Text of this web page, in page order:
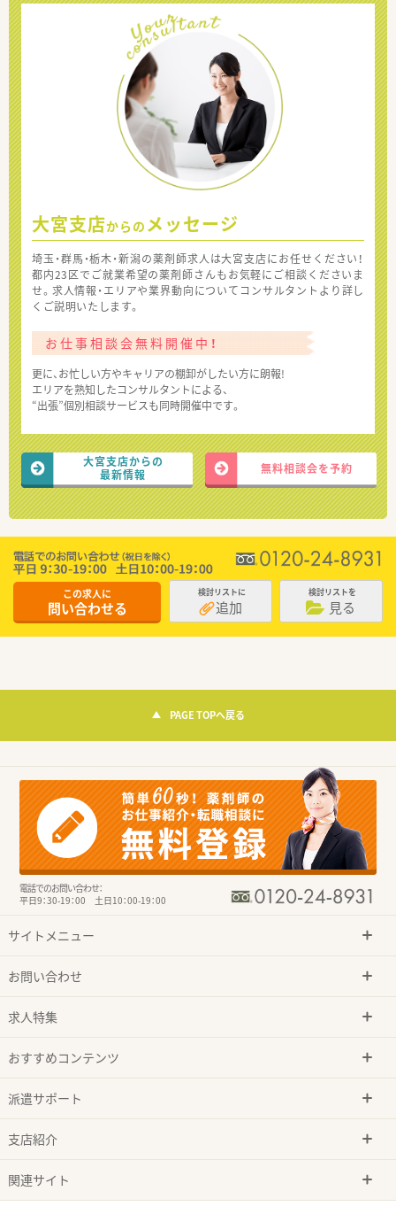
大宮支店からの メッセージ
埼玉・群馬・栃木・新潟の薬剤師求人は大宮支店にお任せください！
都内23区でご就業希望の薬剤師さんもお気軽にご相談くださいま
せ。求人情報・エリアや業界動向についてコンサルタントより詳し
くご説明いたします。
お仕事相談会無料開催中！
更に、お忙しい方やキャリアの棚卸がしたい方に朗報!
エリアを熟知したコンサルタントによる、
“出張”個別相談サービスも同時開催中です。
大宮支店からの
最新情報
無料相談会を予約
この求人に
問い合わせる
検討リストに
追加
検討リストを
見る
PAGE TOPへ戻る
電話でのお問い合わせ：
平日9：30-19：00 土日10：00-19：00
サイトメニュー
お問い合わせ
求人特集
おすすめコンテンツ
派遣サポート
支店紹介
関連サイト